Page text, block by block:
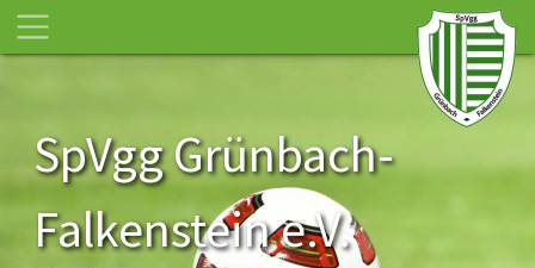
SpVgg Grünbach-
Falkenstein e.V.